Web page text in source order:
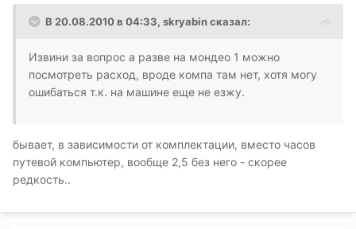
В 20.08.2010 в 04:33, skryabin сказал:
Извини за вопрос а разве на мондео 1 можно
посмотреть расход, вроде компа там нет, хотя могу
ошибаться т.к. на машине еще не езжу.
бывает, в зависимости от комплектации, вместо часов
путевой компьютер, вообще 2,5 без него - скорее
редкость..